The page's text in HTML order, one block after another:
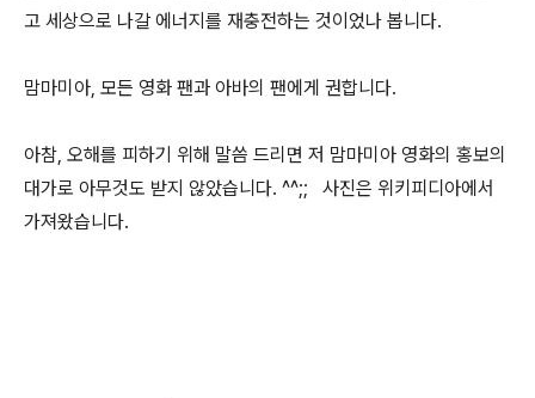
고 세상으로 나갈 에너지를 재충전하는 것이었나 봅니다.
맘마미아, 모든 영화 팬과 아바의 팬에게 권합니다.
아참, 오해를 피하기 위해 말씀 드리면 저 맘마미아 영화의 홍보의
대가로 아무것도 받지 않았습니다. ^^;; 사진은 위키피디아에서
가져왔습니다.